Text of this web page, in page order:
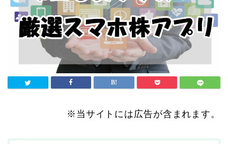
※当サイトには広告が含まれます。